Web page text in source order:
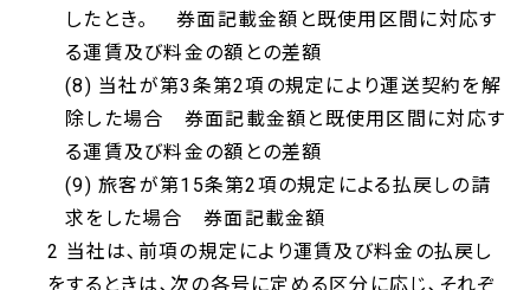
したとき｡ 券面記載金額と既使用区間に対応す
る運賃及び料金の額との差額
(8) 当社が第3条第2項の規定により運送契約を解
除した場合 券面記載金額と既使用区間に対応す
る運賃及び料金の額との差額
(9) 旅客が第15条第2項の規定による払戻しの請
求をした場合 券面記載金額
2 当社は､前項の規定により運賃及び料金の払戻し
をするときは､次の各号に定める区分に応じ､それぞ